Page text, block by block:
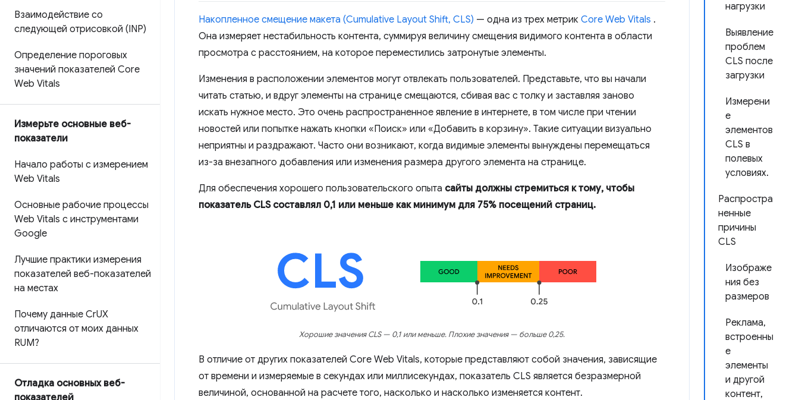
Взаимодействие со
следующей отрисовкой (INP)
Определение пороговых
значений показателей Core
Web Vitals
Измерьте основные веб-
показатели
Начало работы с измерением
Web Vitals
Основные рабочие процессы
Web Vitals с инструментами
Google
Лучшие практики измерения
показателей веб-показателей
на местах
Почему данные CrUX
отличаются от моих данных
RUM?
Отладка основных веб-
показателей
нагрузки
Выявление
проблем
CLS после
загрузки
Измерени
е
элементов
CLS в
полевых
условиях.
Распростра
ненные
причины
CLS
Изображе
ния без
размеров
Реклама,
встроенны
е
элементы
и другой
контент,
Накопленное смещение макета (Cumulative Layout Shift, CLS) — одна из трех метрик Core Web Vitals .
Она измеряет нестабильность контента, суммируя величину смещения видимого контента в области
просмотра с расстоянием, на которое переместились затронутые элементы.
Изменения в расположении элементов могут отвлекать пользователей. Представьте, что вы начали
читать статью, и вдруг элементы на странице смещаются, сбивая вас с толку и заставляя заново
искать нужное место. Это очень распространенное явление в интернете, в том числе при чтении
новостей или попытке нажать кнопки «Поиск» или «Добавить в корзину». Такие ситуации визуально
неприятны и раздражают. Часто они возникают, когда видимые элементы вынуждены перемещаться
из-за внезапного добавления или изменения размера другого элемента на странице.
Для обеспечения хорошего пользовательского опыта сайты должны стремиться к тому, чтобы
показатель CLS составлял 0,1 или меньше как минимум для 75% посещений страниц.
Хорошие значения CLS — 0,1 или меньше. Плохие значения — больше 0,25.
В отличие от других показателей Core Web Vitals, которые представляют собой значения, зависящие
от времени и измеряемые в секундах или миллисекундах, показатель CLS является безразмерной
величиной, основанной на расчете того, насколько и насколько изменяется контент.